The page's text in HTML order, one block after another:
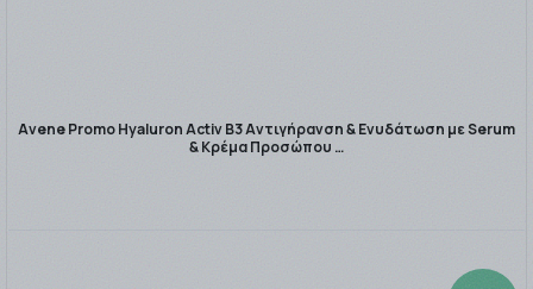
Avene Promo Hyaluron Activ B3 Αντιγήρανση & Ενυδάτωση με Serum
& Κρέμα Προσώπου …